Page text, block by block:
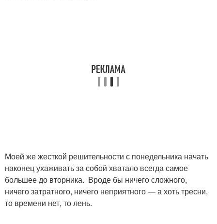
Моей же жесткой решительности с понедельника начать
наконец ухаживать за собой хватало всегда самое
большее до вторника. Вроде бы ничего сложного,
ничего затратного, ничего неприятного — а хоть тресни,
то времени нет, то лень.